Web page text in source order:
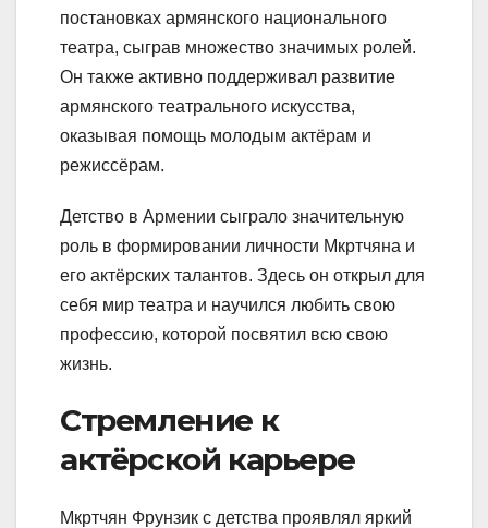
постановках армянского национального
театра, сыграв множество значимых ролей.
Он также активно поддерживал развитие
армянского театрального искусства,
оказывая помощь молодым актёрам и
режиссёрам.
Детство в Армении сыграло значительную
роль в формировании личности Мкртчяна и
его актёрских талантов. Здесь он открыл для
себя мир театра и научился любить свою
профессию, которой посвятил всю свою
жизнь.
Стремление к
актёрской карьере
Мкртчян Фрунзик с детства проявлял яркий